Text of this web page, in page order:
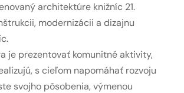
architektúre knižníc 21.
modernizácii a dizajnu
je prezentovať komunitné aktivity,
s cieľom napomáhať rozvoju
svojho pôsobenia, výmenou